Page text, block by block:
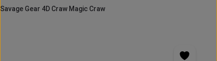
Savage Gear 4D Craw Magic Craw